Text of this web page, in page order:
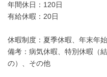
年間休日：120日
有給休暇：20日
休暇制度：夏季休暇、年末年
備考：病気休暇、特別休暇（
の）、その他